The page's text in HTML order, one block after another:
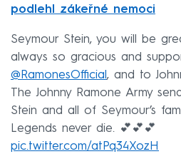
podlehl zákeřné nemoci
Seymour Stein, you will be
always so gracious and
@RamonesOfficial , and to
The Johnny Ramone Army
Stein and all of Seymour’s
Legends never die. 💕💕💕
pic.twitter.com/atPq34XozH